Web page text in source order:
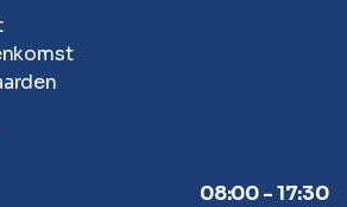
08:00 - 17:30